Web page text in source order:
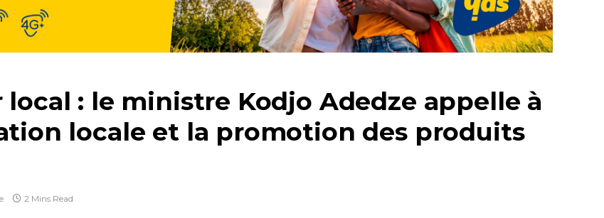
: le ministre Kodjo Adedze appelle à
locale et la promotion des produits
2 Mins Read